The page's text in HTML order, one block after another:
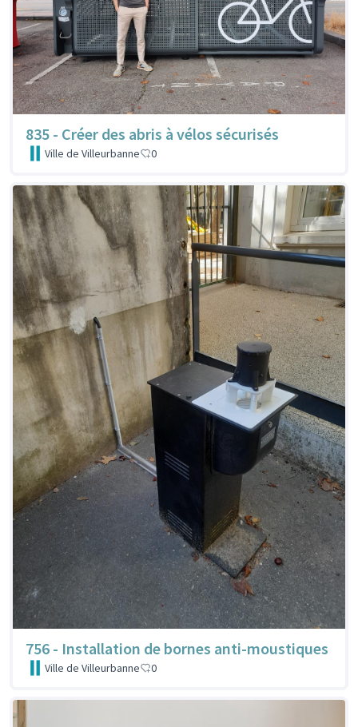
835 - Créer des abris à vélos sécurisés
Ville de Villeurbanne 0
756 - Installation de bornes anti-moustiques
Ville de Villeurbanne 0